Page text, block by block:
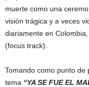
muerte como una
visión trágica y a veces
diariamente en
(focus track).
Tomando como punto
tema “YA SE FUE EL